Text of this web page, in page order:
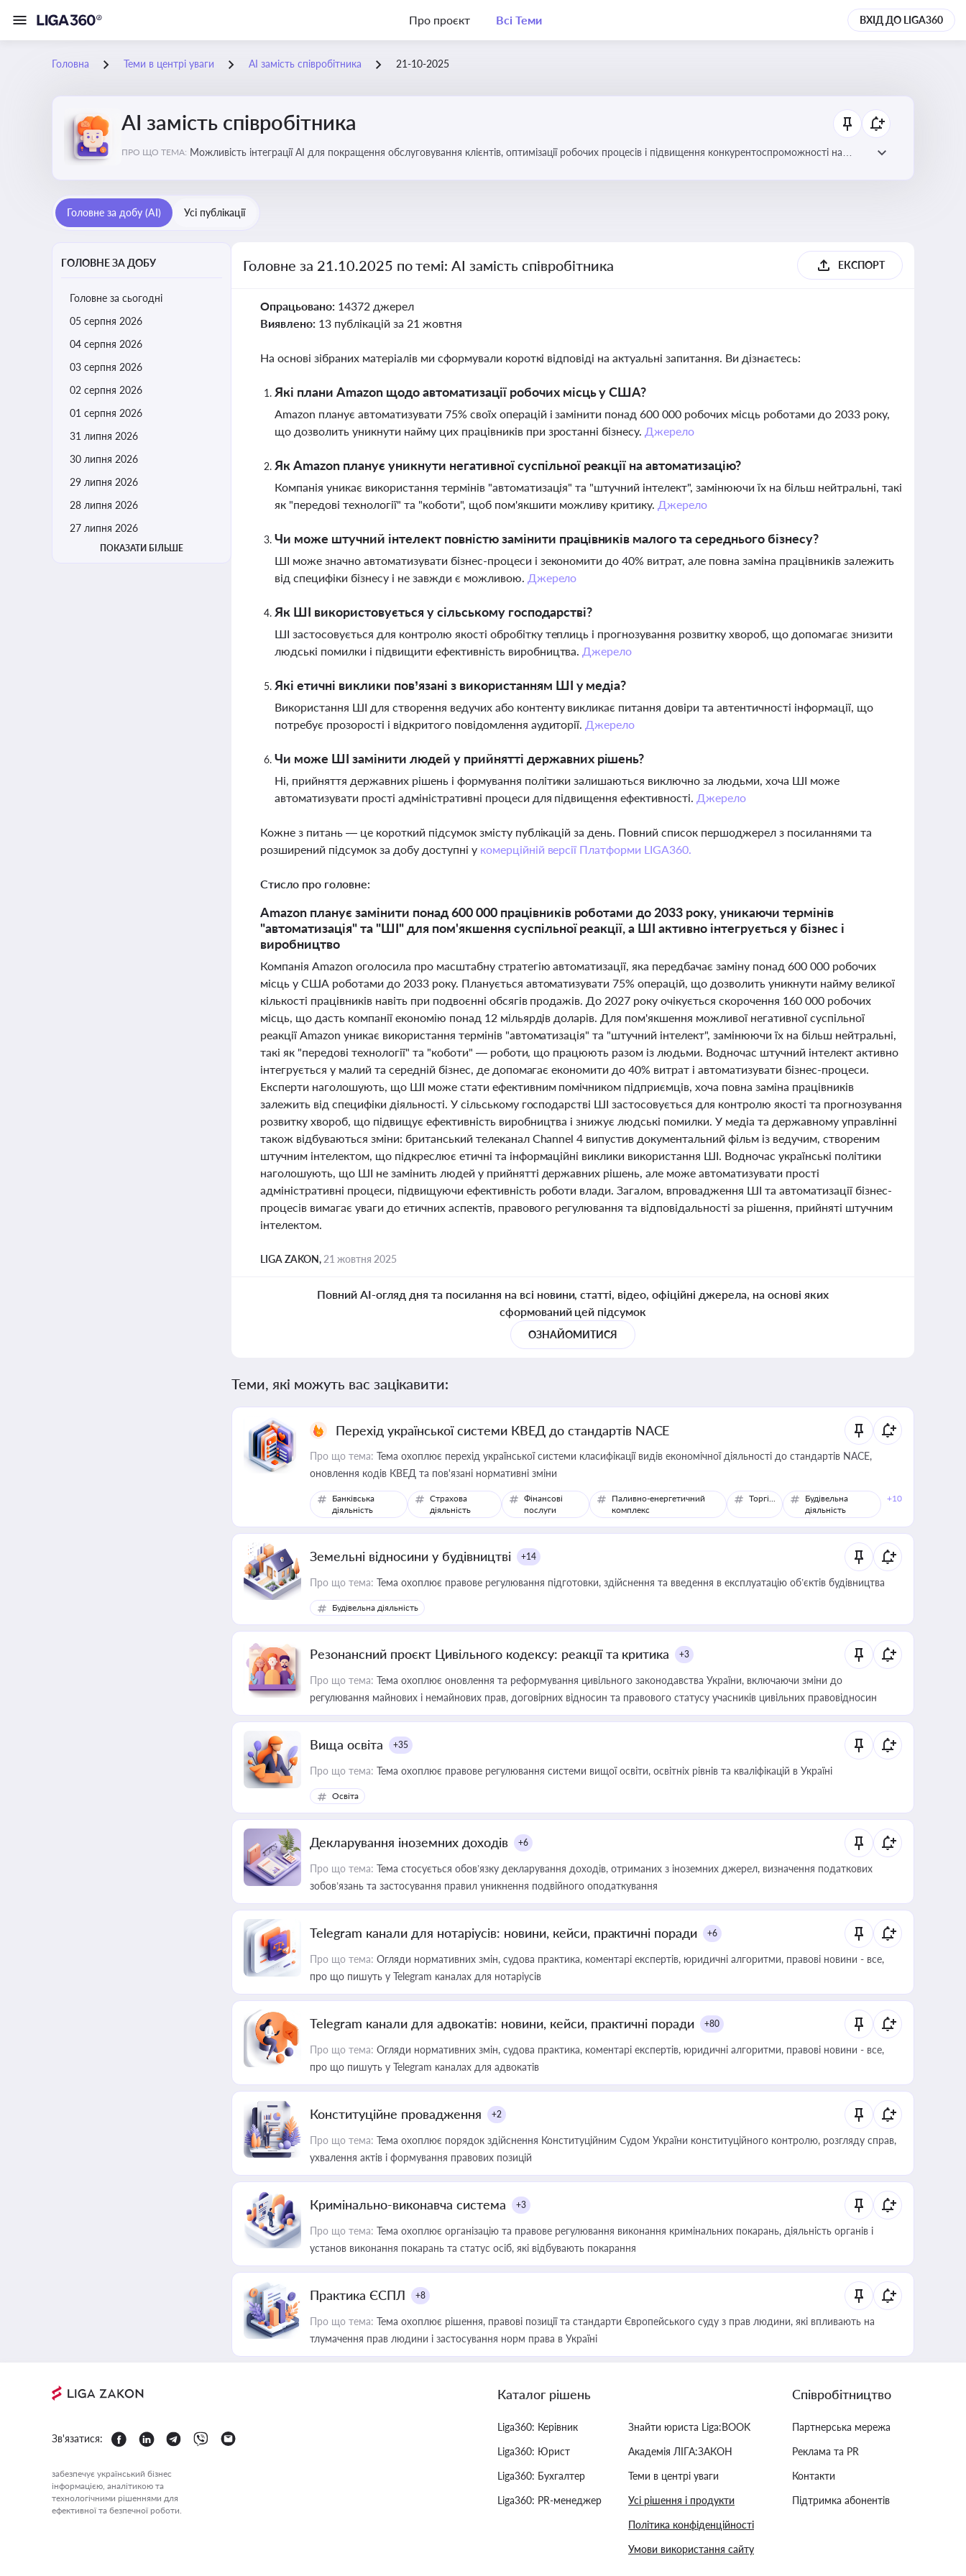
Про проєкт Всі Теми ВХІД ДО LIGA360
Головна Теми в центрі уваги АІ замість співробітника 21-10-2025
АІ замість співробітника
ПРО ЩО ТЕМА: Можливість інтеграції АІ для покращення обслуговування клієнтів, оптимізації робочих процесів і підвищення конкурентоспроможності на
Головне за добу (AI) Усі публікації
ГОЛОВНЕ ЗА ДОБУ
Головне за сьогодні
05 серпня 2026
04 серпня 2026
03 серпня 2026
02 серпня 2026
01 серпня 2026
31 липня 2026
30 липня 2026
29 липня 2026
28 липня 2026
27 липня 2026
ПОКАЗАТИ БІЛЬШЕ
Головне за 21.10.2025 по темі: АІ замість співробітника ЕКСПОРТ
Опрацьовано: 14372 джерел
Виявлено: 13 публікацій за 21 жовтня
На основі зібраних матеріалів ми сформували короткі відповіді на актуальні запитання. Ви дізнаєтесь:
Які плани Amazon щодо автоматизації робочих місць у США?
Amazon планує автоматизувати 75% своїх операцій і замінити понад 600 000 робочих місць роботами до 2033 року,
що дозволить уникнути найму цих працівників при зростанні бізнесу. Джерело
Як Amazon планує уникнути негативної суспільної реакції на автоматизацію?
Компанія уникає використання термінів "автоматизація" та "штучний інтелект", замінюючи їх на більш нейтральні, такі
як "передові технології" та "коботи", щоб пом'якшити можливу критику. Джерело
Чи може штучний інтелект повністю замінити працівників малого та середнього бізнесу?
ШІ може значно автоматизувати бізнес-процеси і зекономити до 40% витрат, але повна заміна працівників залежить
від специфіки бізнесу і не завжди є можливою. Джерело
Як ШІ використовується у сільському господарстві?
ШІ застосовується для контролю якості обробітку теплиць і прогнозування розвитку хвороб, що допомагає знизити
людські помилки і підвищити ефективність виробництва. Джерело
Які етичні виклики пов’язані з використанням ШІ у медіа?
Використання ШІ для створення ведучих або контенту викликає питання довіри та автентичності інформації, що
потребує прозорості і відкритого повідомлення аудиторії. Джерело
Чи може ШІ замінити людей у прийнятті державних рішень?
Ні, прийняття державних рішень і формування політики залишаються виключно за людьми, хоча ШІ може
автоматизувати прості адміністративні процеси для підвищення ефективності. Джерело
Кожне з питань — це короткий підсумок змісту публікацій за день. Повний список першоджерел з посиланнями та
розширений підсумок за добу доступні у комерційній версії Платформи LIGA360.
Стисло про головне:
Amazon планує замінити понад 600 000 працівників роботами до 2033 року, уникаючи термінів
"автоматизація" та "ШІ" для пом'якшення суспільної реакції, а ШІ активно інтегрується у бізнес і
виробництво
Компанія Amazon оголосила про масштабну стратегію автоматизації, яка передбачає заміну понад 600 000 робочих
місць у США роботами до 2033 року. Планується автоматизувати 75% операцій, що дозволить уникнути найму великої
кількості працівників навіть при подвоєнні обсягів продажів. До 2027 року очікується скорочення 160 000 робочих
місць, що дасть компанії економію понад 12 мільярдів доларів. Для пом'якшення можливої негативної суспільної
реакції Amazon уникає використання термінів "автоматизація" та "штучний інтелект", замінюючи їх на більш нейтральні,
такі як "передові технології" та "коботи" — роботи, що працюють разом із людьми. Водночас штучний інтелект активно
інтегрується у малий та середній бізнес, де допомагає економити до 40% витрат і автоматизувати бізнес-процеси.
Експерти наголошують, що ШІ може стати ефективним помічником підприємців, хоча повна заміна працівників
залежить від специфіки діяльності. У сільському господарстві ШІ застосовується для контролю якості та прогнозування
розвитку хвороб, що підвищує ефективність виробництва і знижує людські помилки. У медіа та державному управлінні
також відбуваються зміни: британський телеканал Channel 4 випустив документальний фільм із ведучим, створеним
штучним інтелектом, що підкреслює етичні та інформаційні виклики використання ШІ. Водночас українські політики
наголошують, що ШІ не замінить людей у прийнятті державних рішень, але може автоматизувати прості
адміністративні процеси, підвищуючи ефективність роботи влади. Загалом, впровадження ШІ та автоматизації бізнес-
процесів вимагає уваги до етичних аспектів, правового регулювання та відповідальності за рішення, прийняті штучним
інтелектом.
LIGA ZAKON, 21 жовтня 2025
Повний AI-огляд дня та посилання на всі новини, статті, відео, офіційні джерела, на основі яких
сформований цей підсумок
ОЗНАЙОМИТИСЯ
Теми, які можуть вас зацікавити:
Перехід української системи КВЕД до стандартів NACE
Про що тема: Тема охоплює перехід української системи класифікації видів економічної діяльності до стандартів NACE,
оновлення кодів КВЕД та пов'язані нормативні зміни
Банківська
діяльність
Страхова
діяльність
Фінансові
послуги
Паливно-енергетичний
комплекс
Торгівля
Будівельна
діяльність
+10
Земельні відносини у будівництві +14
Про що тема: Тема охоплює правове регулювання підготовки, здійснення та введення в експлуатацію об’єктів будівництва
Будівельна діяльність
Резонансний проєкт Цивільного кодексу: реакції та критика +3
Про що тема: Тема охоплює оновлення та реформування цивільного законодавства України, включаючи зміни до
регулювання майнових і немайнових прав, договірних відносин та правового статусу учасників цивільних правовідносин
Вища освіта +35
Про що тема: Тема охоплює правове регулювання системи вищої освіти, освітніх рівнів та кваліфікацій в Україні
Освіта
Декларування іноземних доходів +6
Про що тема: Тема стосується обов’язку декларування доходів, отриманих з іноземних джерел, визначення податкових
зобов’язань та застосування правил уникнення подвійного оподаткування
Telegram канали для нотаріусів: новини, кейси, практичні поради +6
Про що тема: Огляди нормативних змін, судова практика, коментарі експертів, юридичні алгоритми, правові новини - все,
про що пишуть у Telegram каналах для нотаріусів
Telegram канали для адвокатів: новини, кейси, практичні поради +80
Про що тема: Огляди нормативних змін, судова практика, коментарі експертів, юридичні алгоритми, правові новини - все,
про що пишуть у Telegram каналах для адвокатів
Конституційне провадження +2
Про що тема: Тема охоплює порядок здійснення Конституційним Судом України конституційного контролю, розгляду справ,
ухвалення актів і формування правових позицій
Кримінально-виконавча система +3
Про що тема: Тема охоплює організацію та правове регулювання виконання кримінальних покарань, діяльність органів і
установ виконання покарань та статус осіб, які відбувають покарання
Практика ЄСПЛ +8
Про що тема: Тема охоплює рішення, правові позиції та стандарти Європейського суду з прав людини, які впливають на
тлумачення прав людини і застосування норм права в Україні
Зв'язатися:
забезпечує український бізнес
інформацією, аналітикою та
технологічними рішеннями для
ефективної та безпечної роботи.
Каталог рішень
Liga360: Керівник
Liga360: Юрист
Liga360: Бухгалтер
Liga360: PR-менеджер
Знайти юриста Liga:BOOK
Академія ЛІГА:ЗАКОН
Теми в центрі уваги
Усі рішення і продукти
Політика конфіденційності
Умови використання сайту
Співробітництво
Партнерська мережа
Реклама та PR
Контакти
Підтримка абонентів